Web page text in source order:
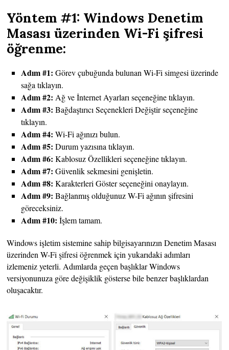
Yöntem #1: Windows Denetim
Masası üzerinden Wi-Fi şifresi
öğrenme:
Adım #1:Görev çubuğunda bulunan Wi-Fi simgesi üzerinde
sağa tıklayın.
Adım #2:Ağ ve İnternet Ayarları seçeneğine tıklayın.
Adım #3:Bağdaştırıcı Seçenekleri Değiştir seçeneğine
tıklayın.
Adım #4:Wi-Fi ağınızı bulun.
Adım #5:Durum yazısına tıklayın.
Adım #6:Kablosuz Özellikleri seçeneğine tıklayın.
Adım #7:Güvenlik sekmesini genişletin.
Adım #8:Karakterleri Göster seçeneğini onaylayın.
Adım #9:Bağlanmış olduğunuz W-Fi ağının şifresini
göreceksiniz.
Adım #10:İşlem tamam.
Windows işletim sistemine sahip bilgisayarınızın Denetim Masası
üzerinden W-Fi şifresi öğrenmek için yukarıdaki adımları
izlemeniz yeterli. Adımlarda geçen başlıklar Windows
versiyonunuza göre değişiklik gösterse bile benzer başlıklardan
oluşacaktır.